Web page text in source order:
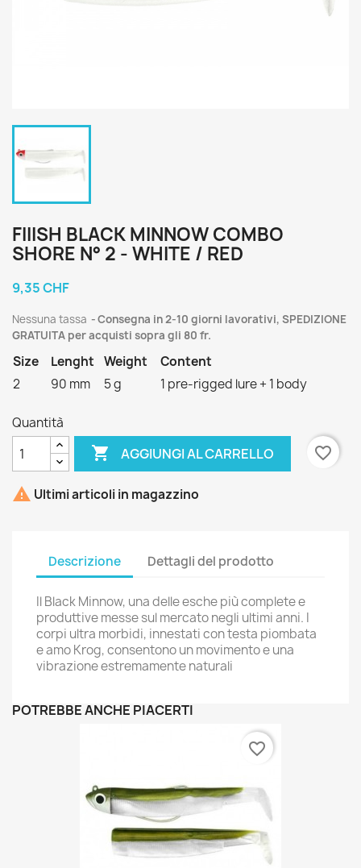
FIIISH BLACK MINNOW COMBO
SHORE N° 2 - WHITE / RED
9,35 CHF
Nessuna tassa
Consegna in 2-10 giorni lavorativi, SPEDIZIONE
GRATUITA per acquisti sopra gli 80 fr.
Size Lenght Weight
Content
2
90 mm 5 g 1 pre-rigged lure + 1 body
Quantità
 AGGIUNGI AL CARRELLO favorite_border
 Ultimi articoli in magazzino
Descrizione Dettagli del prodotto
Il Black Minnow, una delle esche più complete e
produttive messe sul mercato negli ultimi anni. I
corpi ultra morbidi, innestati con testa piombata
e amo Krog, consentono un movimento e una
vibrazione estremamente naturali
POTREBBE ANCHE PIACERTI
favorite_border